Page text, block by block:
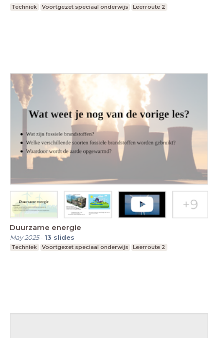
Techniek Voortgezet speciaal onderwijs Leerroute 2
Duurzame energie
May 2025- 13 slides
Techniek Voortgezet speciaal onderwijs Leerroute 2